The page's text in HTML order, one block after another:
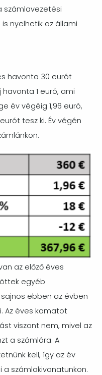
számlavezetési
nyelhetik az állami
havonta 30 eurót
1 euró, ami
év végéig 1,96 euró,
tesz ki. Év végén
az előző éves
egyéb
ebben az évben
Az éves kamatot
viszont nem, mivel az
a számlára. A
kell, így az év
számlakivonatunkon.